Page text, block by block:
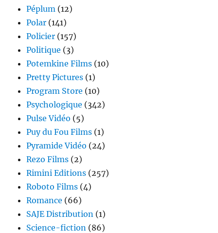
Péplum (12)
Polar (141)
Policier (157)
Politique (3)
Potemkine Films (10)
Pretty Pictures (1)
Program Store (10)
Psychologique (342)
Pulse Vidéo (5)
Puy du Fou Films (1)
Pyramide Vidéo (24)
Rezo Films (2)
Rimini Editions (257)
Roboto Films (4)
Romance (66)
SAJE Distribution (1)
Science-fiction (86)